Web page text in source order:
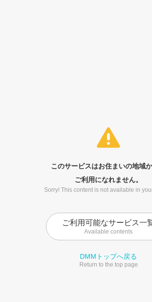
このサービスはお住まいの地域
ご利用になれません。
Sorry! This content is not available in
ご利用可能なサービス一
Available contents
DMMトップへ戻る
Return to the top page